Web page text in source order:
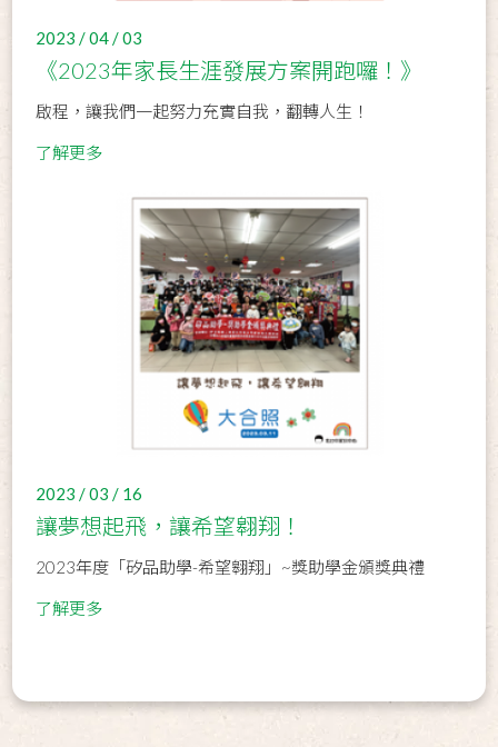
2023 / 04 / 03
《2023年家長生涯發展方案開跑囉！》
啟程，讓我們一起努力充實自我，翻轉人生！
了解更多
2023 / 03 / 16
讓夢想起飛，讓希望翱翔！
2023年度「矽品助學-希望翱翔」~獎助學金頒獎典禮
了解更多